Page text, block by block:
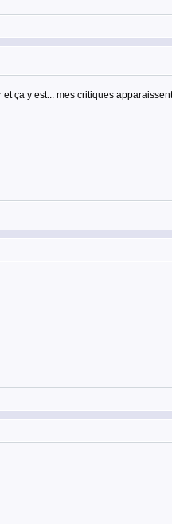
ça y est... mes critiques